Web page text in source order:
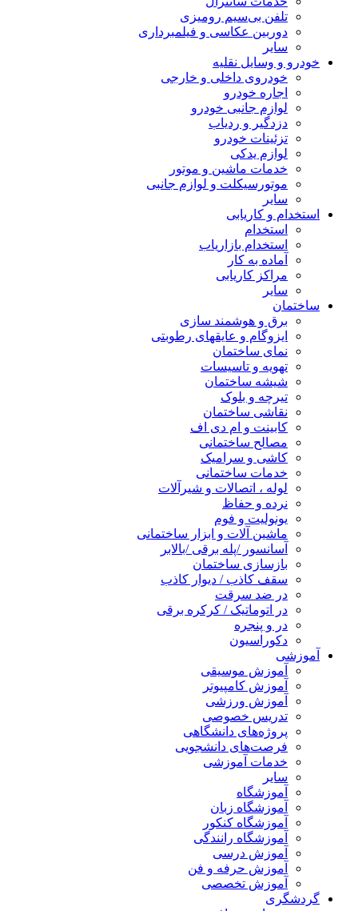
تلفن بی‌سیم رومیزی
دوربین عکاسی و فیلمبرداری
سایر
خودرو و وسایل نقلیه
خودروی داخلی و خارجی
اجاره خودرو
لوازم جانبی خودرو
دزدگیر و ردیاب
تزئینات خودرو
لوازم یدکی
خدمات ماشین و موتور
موتورسیکلت و لوازم جانبی
سایر
استخدام و کاریابی
استخدام
استخدام بازاریاب
آماده به کار
مراکز کاریابی
سایر
ساختمان
برق و هوشمند سازی
ایزوگام و عایقهای رطوبتی
نمای ساختمان
تهویه و تاسیسات
شیشه ساختمان
تیرچه و بلوک
نقاشی ساختمان
کابینت و ام دی اف
مصالح ساختمانی
کاشی و سرامیک
خدمات ساختمانی
لوله ، اتصالات و شیرآلات
نرده و حفاظ
یونولیت و فوم
ماشین آلات و ابزار ساختمانی
آسانسور /پله برقی /بالابر
بازسازی ساختمان
سقف کاذب / دیوار کاذب
در ضد سرقت
در اتوماتیک / کرکره برقی
در و پنجره
دکوراسیون
آموزشی
آموزش موسیقی
آموزش کامپیوتر
آموزش ورزشی
تدریس خصوصی
پروژه‌های دانشگاهی
فرصت‌های دانشجویی
خدمات آموزشی
سایر
آموزشگاه
آموزشگاه زبان
آموزشگاه کنکور
آموزشگاه رانندگی
آموزش درسی
آموزش حرفه و فن
آموزش تخصصی
گردشگری